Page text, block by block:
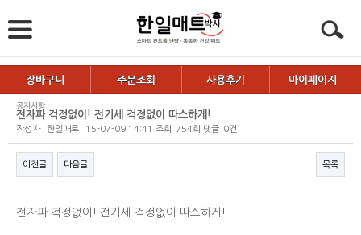
장바구니 주문조회 사용후기 마이페이지
공지사항
전자파 걱정없이! 전기세 걱정없이 따스하게!
작성자 한일매트 15-07-09 14:41 조회 754회 댓글 0건
이전글 다음글 목록
전자파 걱정없이! 전기세 걱정없이 따스하게!